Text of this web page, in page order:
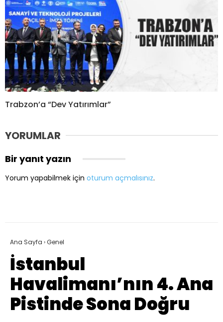
Trabzon’a “Dev Yatırımlar”
YORUMLAR
Bir yanıt yazın
Yorum yapabilmek için oturum açmalısınız.
Ana Sayfa ›Genel
İstanbul
Havalimanı’nın 4. Ana
Pistinde Sona Doğru